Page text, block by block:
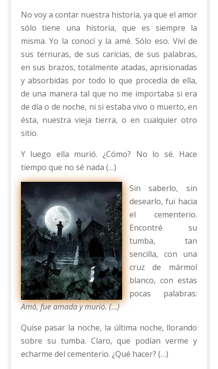
No voy a contar nuestra historia, ya que el amor
sólo tiene una historia, que es siempre la
misma. Yo la conocí y la amé. Sólo eso. Viví de
sus ternuras, de sus caricias, de sus palabras,
en sus brazos, totalmente atadas, aprisionadas
y absorbidas por todo lo que procedía de ella,
de una manera tal que no me importaba si era
de día o de noche, ni si estaba vivo o muerto, en
ésta, nuestra vieja tierra, o en cualquier otro
sitio.
Y luego ella murió. ¿Cómo? No lo sé. Hace
tiempo que no sé nada (…)
Sin saberlo, sin
desearlo, fui hacia
el cementerio.
Encontré su
tumba, tan
sencilla, con una
cruz de mármol
blanco, con estas
pocas palabras:
Amó, fue amada y murió. (…)
Quise pasar la noche, la última noche, llorando
sobre su tumba. Claro, que podían verme y
echarme del cementerio. ¿Qué hacer? (…)